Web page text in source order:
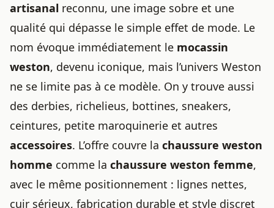
artisanal reconnu, une image sobre et une
qualité qui dépasse le simple effet de mode. Le
nom évoque immédiatement le mocassin
weston, devenu iconique, mais l’univers Weston
ne se limite pas à ce modèle. On y trouve aussi
des derbies, richelieus, bottines, sneakers,
ceintures, petite maroquinerie et autres
accessoires. L’offre couvre la chaussure weston
homme comme la chaussure weston femme,
avec le même positionnement : lignes nettes,
cuir sérieux, fabrication durable et style discret